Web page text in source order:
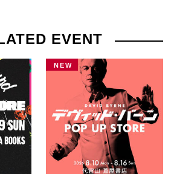
EVENT
NEW